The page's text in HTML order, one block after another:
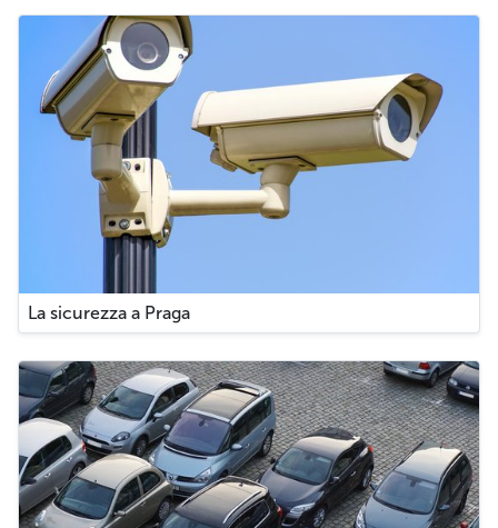
La sicurezza a Praga